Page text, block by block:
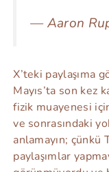
— Aaron
X’teki paylaşıma
Mayıs’ta son kez
fizik muayenesi
ve sonrasındaki
anlamayın; çünkü
paylaşımlar